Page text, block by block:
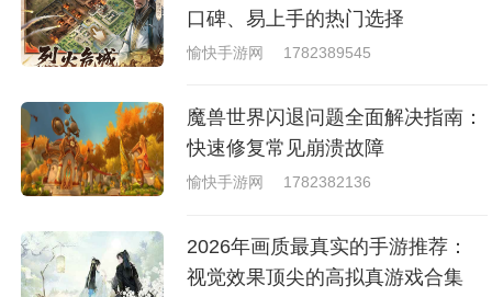
戏，相信你们一定会喜欢的。
口碑、易上手的热门选择
愉快手游网 1782389545
魔兽世界闪退问题全面解决指南：
快速修复常见崩溃故障
愉快手游网 1782382136
2026年画质最真实的手游推荐：
视觉效果顶尖的高拟真游戏合集